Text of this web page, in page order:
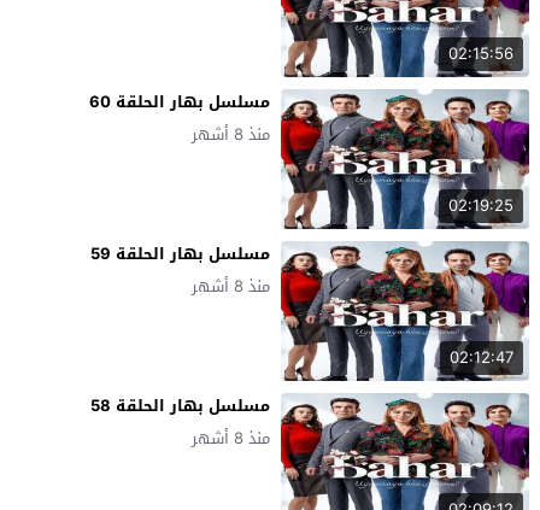
02:15:56
02:19:25
مسلسل بهار الحلقة 60
منذ 8 أشهر
02:12:47
مسلسل بهار الحلقة 59
منذ 8 أشهر
مسلسل بهار الحلقة 58
منذ 8 أشهر